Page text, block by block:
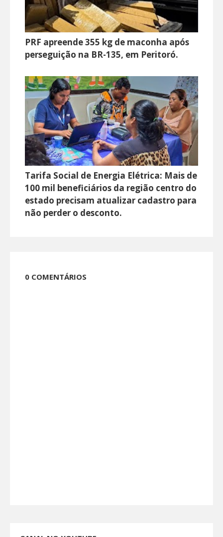
PRF apreende 355 kg de maconha após
perseguição na BR-135, em Peritoró.
Tarifa Social de Energia Elétrica: Mais de
100 mil beneficiários da região centro do
estado precisam atualizar cadastro para
não perder o desconto.
0 COMENTÁRIOS